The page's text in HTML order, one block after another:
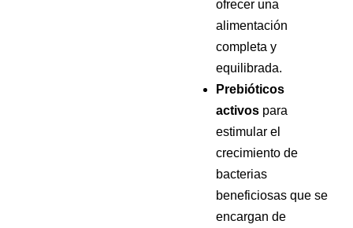
ofrecer una
alimentación
completa y
equilibrada.
Prebióticos
activospara
estimular el
crecimiento de
bacterias
beneficiosas que se
encargan de